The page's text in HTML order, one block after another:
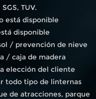
TUV.
está disponible
disponible
/ prevención de nieve
/ caja de madera
elección del cliente
todo tipo de linternas
de atracciones, parque